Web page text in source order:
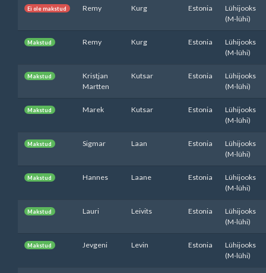
Ei ole makstud Remy Kurg Estonia
Lühijooks
(M-lühi)
Makstud Remy Kurg Estonia
Lühijooks
(M-lühi)
Makstud
Kristjan
Martten
Kutsar Estonia
Lühijooks
(M-lühi)
Makstud Marek Kutsar Estonia
Lühijooks
(M-lühi)
Makstud Sigmar Laan Estonia
Lühijooks
(M-lühi)
Makstud Hannes Laane Estonia
Lühijooks
(M-lühi)
Makstud Lauri Leivits Estonia
Lühijooks
(M-lühi)
Makstud Jevgeni Levin Estonia
Lühijooks
(M-lühi)